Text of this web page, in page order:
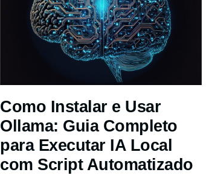
Como Instalar e Usar
Ollama: Guia Completo
para Executar IA Local
com Script Automatizado